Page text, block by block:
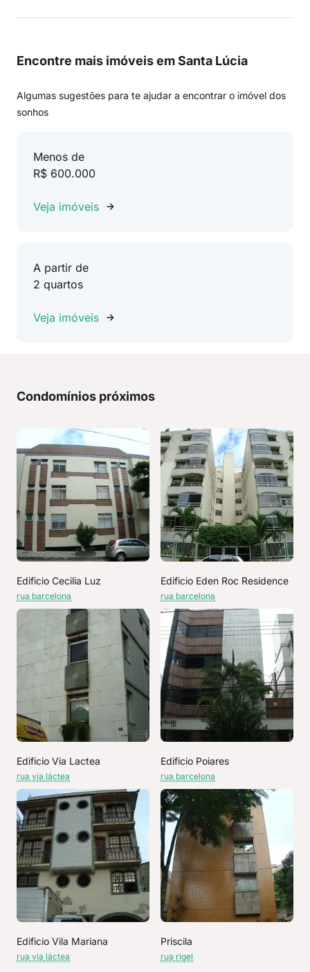
Encontre mais imóveis em Santa Lúcia
Algumas sugestões para te ajudar a encontrar o imóvel dos
sonhos
Menos de
R$ 600.000
Veja imóveis
A partir de
2 quartos
Veja imóveis
Condomínios próximos
Edificio Cecilia Luz
rua barcelona
Edificio Eden Roc Residence
rua barcelona
Edificio Via Lactea
rua via láctea
Edificio Poiares
rua barcelona
Edificio Vila Mariana
rua via láctea
Priscila
rua rigel